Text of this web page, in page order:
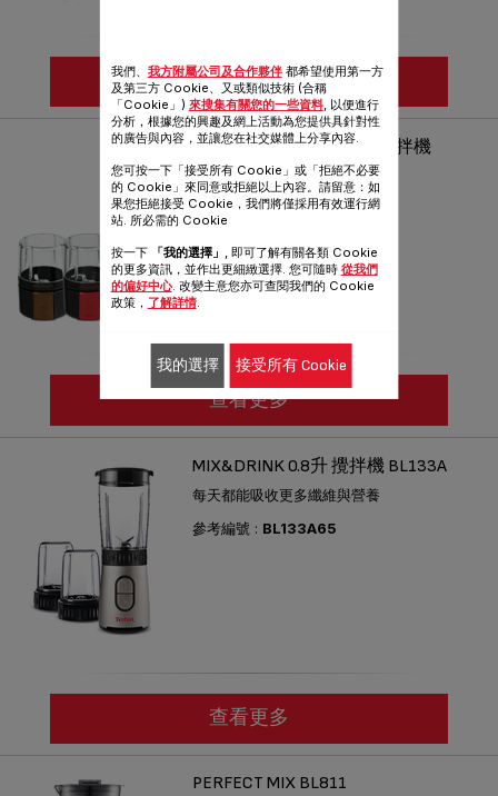
查看更多
FRUIT SENSATION 0.9升 攪拌機
BL142A
刺激您的感覺
查看更多
MIX&DRINK 0.8升 攪拌機 BL133A
每天都能吸收更多纖維與營養
參考編號 : BL133A65
查看更多
PERFECT MIX BL811
我們、 我方附屬公司及合作夥伴都希望使用第一方
及第三方 Cookie、又或類似技術 (合稱
「Cookie」) 來搜集有關您的一些資料, 以便進行
分析，根據您的興趣及網上活動為您提供具針對性
的廣告與內容，並讓您在社交媒體上分享內容.
您可按一下「接受所有 Cookie」或「拒絕不必要
的 Cookie」來同意或拒絕以上內容。請留意：如
果您拒絕接受 Cookie，我們將僅採用有效運行網
站. 所必需的 Cookie
按一下 「我的選擇」 , 即可了解有關各類 Cookie
的更多資訊，並作出更細緻選擇. 您可隨時 從我們
的偏好中心. 改變主意您亦可查閱我們的 Cookie
政策， 了解詳情.
我的選擇 接受所有 Cookie